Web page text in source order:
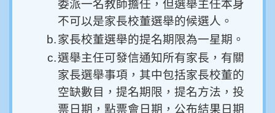
委派一名教師擔任，但選舉主任本身
不可以是家長校董選舉的候選人。
b.家長校董選舉的提名期限為一星期。
c.選舉主任可發信通知所有家長，有關
家長選舉事項，其中包括家長校董的
空缺數目，提名期限，提名方法，投
票日期，點票會日期，公布結果日期